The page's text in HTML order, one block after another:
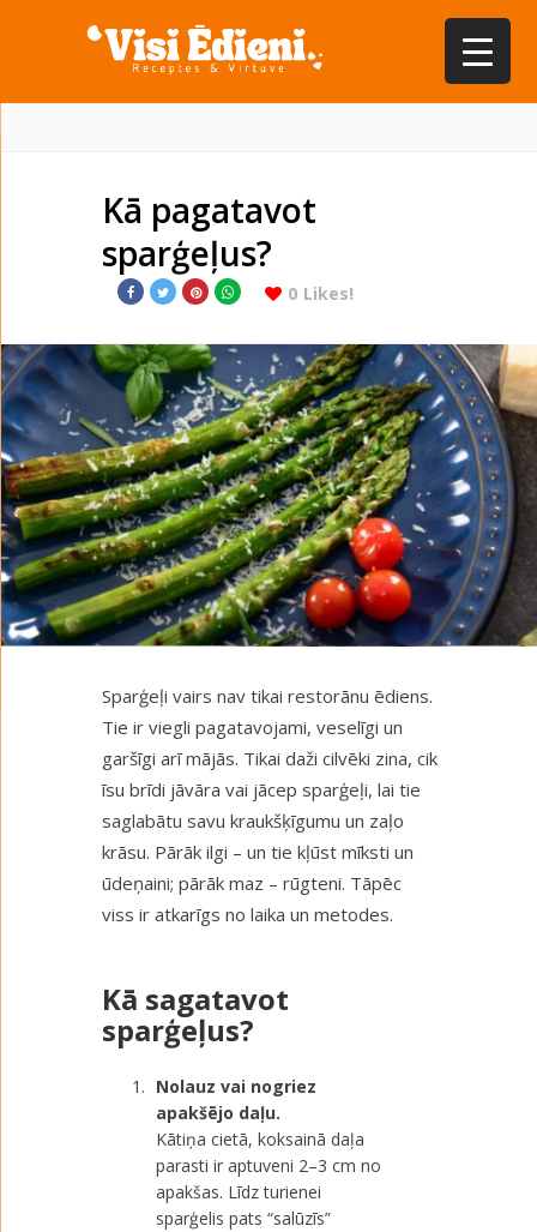
Kā pagatavot
sparģeļus?
0 Likes!
Sparģeļi vairs nav tikai restorānu ēdiens.
Tie ir viegli pagatavojami, veselīgi un
garšīgi arī mājās. Tikai daži cilvēki zina, cik
īsu brīdi jāvāra vai jācep sparģeļi, lai tie
saglabātu savu kraukšķīgumu un zaļo
krāsu. Pārāk ilgi – un tie kļūst mīksti un
ūdeņaini; pārāk maz – rūgteni. Tāpēc
viss ir atkarīgs no laika un metodes.
Kā sagatavot
sparģeļus?
Nolauz vai nogriez
apakšējo daļu.
Kātiņa cietā, koksainā daļa
parasti ir aptuveni 2–3 cm no
apakšas. Līdz turienei
sparģelis pats “salūzīs”